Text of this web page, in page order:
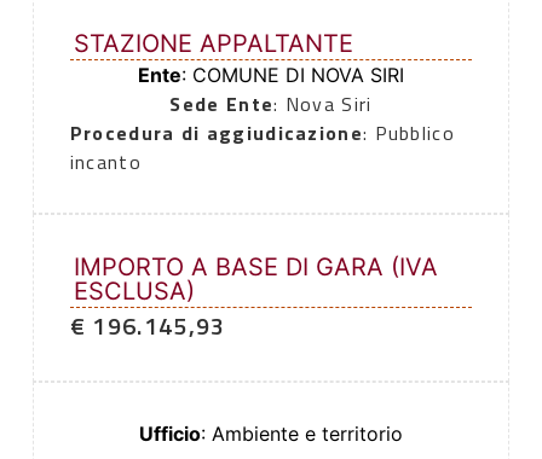
STAZIONE APPALTANTE
Ente: COMUNE DI NOVA SIRI
Sede Ente: Nova Siri
Procedura di aggiudicazione: Pubblico
incanto
IMPORTO A BASE DI GARA (IVA
ESCLUSA)
€ 196.145,93
Ufficio: Ambiente e territorio